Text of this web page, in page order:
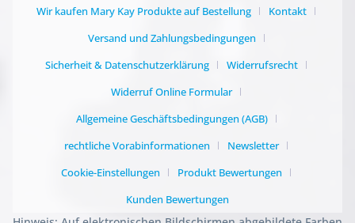
Wir kaufen Mary Kay Produkte auf Bestellung
Kontakt
Versand und Zahlungsbedingungen
Sicherheit & Datenschutzerklärung
Widerrufsrecht
Widerruf Online Formular
Allgemeine Geschäftsbedingungen (AGB)
rechtliche Vorabinformationen
Newsletter
Cookie-Einstellungen
Produkt Bewertungen
Kunden Bewertungen